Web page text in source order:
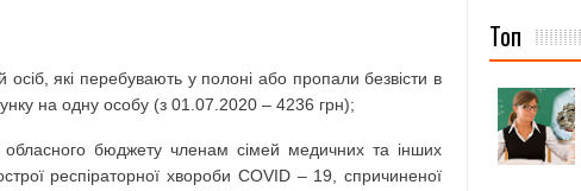
які перебувають у полоні або пропали безвісти в
на одну особу (з 01.07.2020 – 4236 грн);
бюджету членам сімей медичних та інших
респіраторної хвороби COVID – 19, спричиненої
Топ